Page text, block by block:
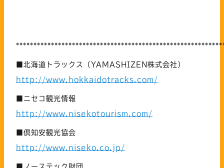
■北海道トラックス（YAMASHIZEN株式会社）
http://www.hokkaidotracks.com/
■ニセコ観光情報
http://www.nisekotourism.com/
■倶知安観光協会
http://www.niseko.co.jp/
■ノーステック財団